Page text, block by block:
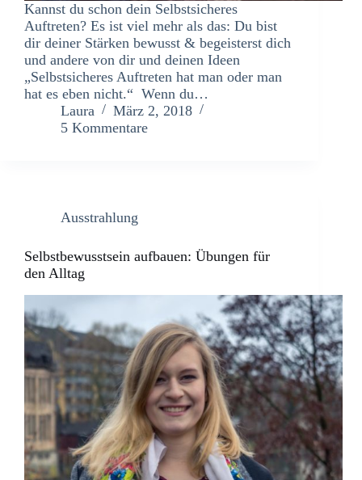
Kannst du schon dein Selbstsicheres
Auftreten? Es ist viel mehr als das: Du bist
dir deiner Stärken bewusst & begeisterst dich
und andere von dir und deinen Ideen
„Selbstsicheres Auftreten hat man oder man
hat es eben nicht.“ Wenn du…
Laura
März 2, 2018
5 Kommentare
Ausstrahlung
Selbstbewusstsein aufbauen: Übungen für
den Alltag